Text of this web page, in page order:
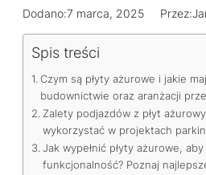
Dodano:7 marca, 2025 Przez:
Spis treści
Czym są płyty ażurowe i jakie
budownictwie oraz aranżacji
Zalety podjazdów z płyt
wykorzystać w projektach
Jak wypełnić płyty ażurowe,
funkcjonalność? Poznaj